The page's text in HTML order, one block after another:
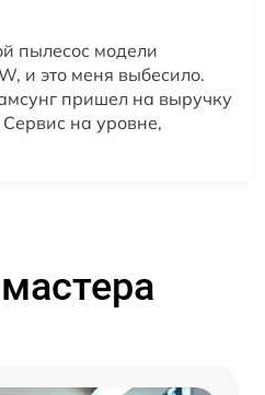
пылесос модели
и это меня выбесило.
пришел на выручку
на уровне,